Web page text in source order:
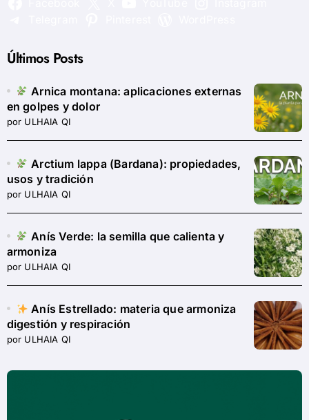
Últimos Posts
Arnica montana: aplicaciones externas
en golpes y dolor
por ULHAIA QI
Arctium lappa (Bardana): propiedades,
usos y tradición
por ULHAIA QI
Anís Verde: la semilla que calienta y
armoniza
por ULHAIA QI
Anís Estrellado: materia que armoniza
digestión y respiración
por ULHAIA QI